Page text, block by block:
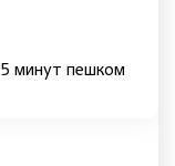
5 минут пешком